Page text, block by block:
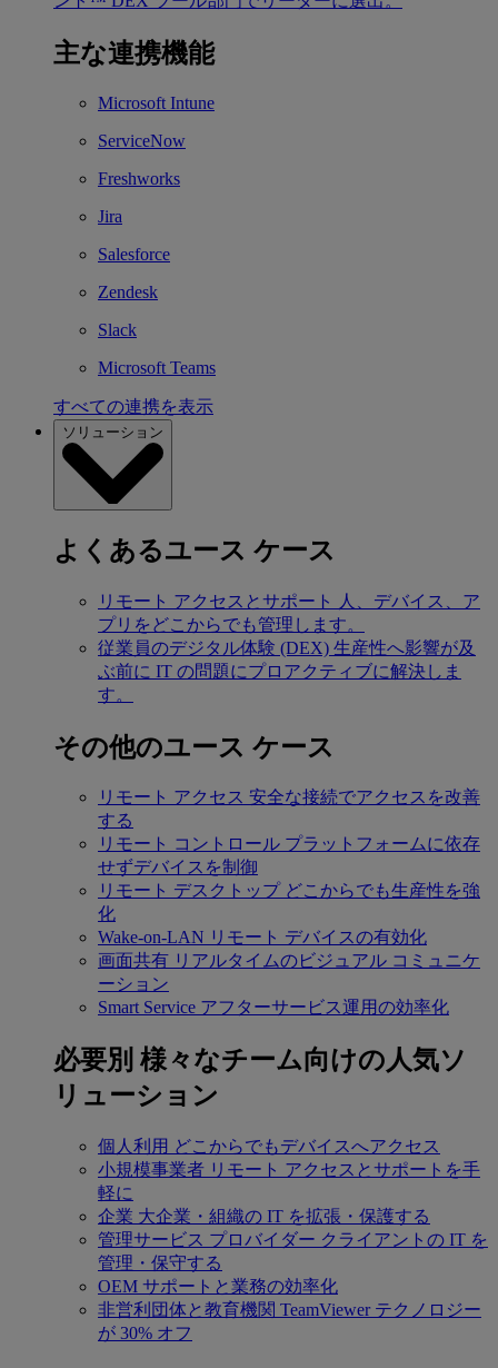
主な連携機能
Microsoft Intune
ServiceNow
Freshworks
Jira
Salesforce
Zendesk
Slack
Microsoft Teams
すべての連携を表示
ソリューション
よくあるユース ケース
リモート アクセスとサポート
人、デバイス、ア
プリをどこからでも管理します。
従業員のデジタル体験 (DEX) 生産性へ影響が及
ぶ前に IT の問題にプロアクティブに解決しま
す。
その他のユース ケース
リモート アクセス 安全な接続でアクセスを改善
する
リモート コントロール プラットフォームに依存
せずデバイスを制御
リモート デスクトップ どこからでも生産性を強
化
Wake-on-LAN リモート デバイスの有効化
画面共有 リアルタイムのビジュアル コミュニケ
ーション
Smart Service アフターサービス運用の効率化
必要別 様々なチーム向けの人気ソ
リューション
個人利用 どこからでもデバイスへアクセス
小規模事業者 リモート アクセスとサポートを手
軽に
企業 大企業・組織の IT を拡張・保護する
管理サービス プロバイダー クライアントの IT を
管理・保守する
OEM サポートと業務の効率化
非営利団体と教育機関 TeamViewer テクノロジー
が 30% オフ